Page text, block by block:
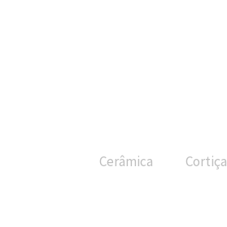
Cerâmica Cortiça